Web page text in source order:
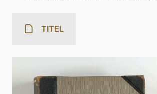
TITEL